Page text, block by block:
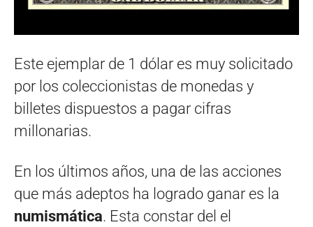
Este ejemplar de 1 dólar es muy solicitado
por los coleccionistas de monedas y
billetes dispuestos a pagar cifras
millonarias.
En los últimos años, una de las acciones
que más adeptos ha logrado ganar es la
numismática. Esta constar del el